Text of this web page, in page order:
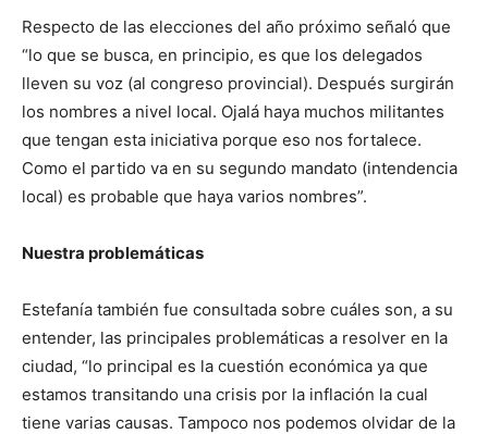
Respecto de las elecciones del año próximo señaló que
“lo que se busca, en principio, es que los delegados
lleven su voz (al congreso provincial). Después surgirán
los nombres a nivel local. Ojalá haya muchos militantes
que tengan esta iniciativa porque eso nos fortalece.
Como el partido va en su segundo mandato (intendencia
local) es probable que haya varios nombres”.
Nuestra problemáticas
Estefanía también fue consultada sobre cuáles son, a su
entender, las principales problemáticas a resolver en la
ciudad, “lo principal es la cuestión económica ya que
estamos transitando una crisis por la inflación la cual
tiene varias causas. Tampoco nos podemos olvidar de la